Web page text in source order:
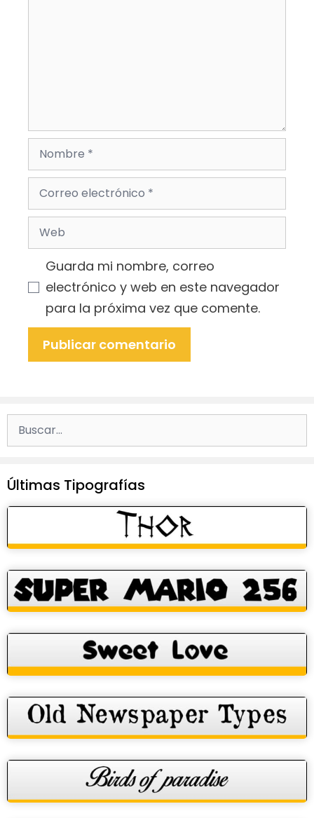
Nombre
Correo
electrónico
Web
Guarda mi nombre, correo
electrónico y web en este navegador
para la próxima vez que comente.
Últimas Tipografías